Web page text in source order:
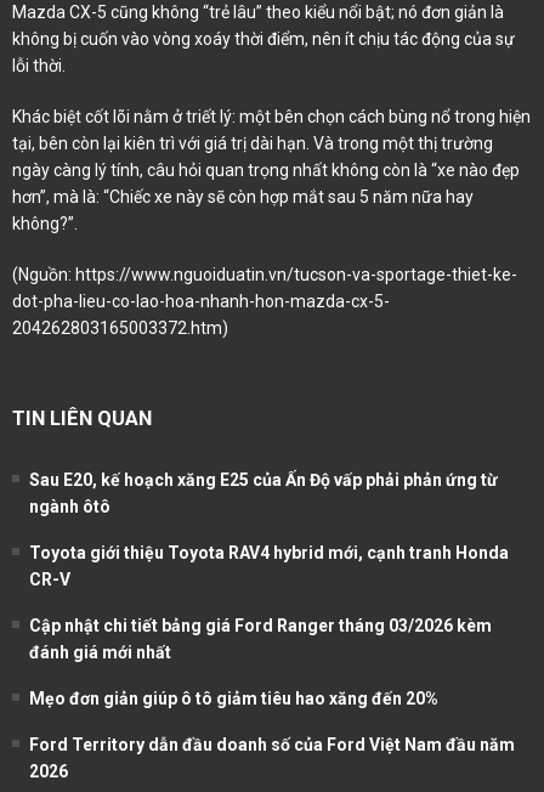
Mazda CX-5 cũng không “trẻ lâu” theo kiểu nổi bật; nó đơn giản là
không bị cuốn vào vòng xoáy thời điểm, nên ít chịu tác động của sự
lỗi thời.
Khác biệt cốt lõi nằm ở triết lý: một bên chọn cách bùng nổ trong hiện
tại, bên còn lại kiên trì với giá trị dài hạn. Và trong một thị trường
ngày càng lý tính, câu hỏi quan trọng nhất không còn là “xe nào đẹp
hơn”, mà là: “Chiếc xe này sẽ còn hợp mắt sau 5 năm nữa hay
không?”.
(Nguồn: https://www.nguoiduatin.vn/tucson-va-sportage-thiet-ke-
dot-pha-lieu-co-lao-hoa-nhanh-hon-mazda-cx-5-
204262803165003372.htm)
TIN LIÊN QUAN
Sau E20, kế hoạch xăng E25 của Ấn Độ vấp phải phản ứng từ
ngành ôtô
Toyota giới thiệu Toyota RAV4 hybrid mới, cạnh tranh Honda
CR-V
Cập nhật chi tiết bảng giá Ford Ranger tháng 03/2026 kèm
đánh giá mới nhất
Mẹo đơn giản giúp ô tô giảm tiêu hao xăng đến 20%
Ford Territory dẫn đầu doanh số của Ford Việt Nam đầu năm
2026